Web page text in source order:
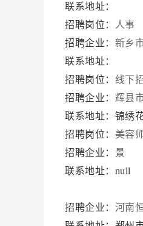
联系地址：
招聘岗位：
人事
招聘企业： 新乡
联系地址：
招聘岗位： 线下
招聘企业： 辉县
联系地址：锦绣
招聘岗位： 美容
招聘企业： 景
联系地址：null
招聘企业： 河南